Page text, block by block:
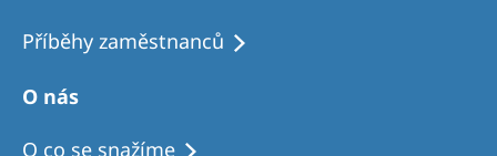
Příběhy zaměstnanců
O nás
O co se snažíme